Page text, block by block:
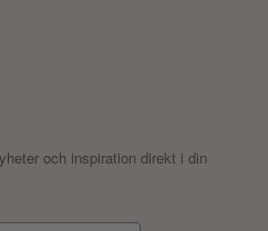
och inspiration direkt i din